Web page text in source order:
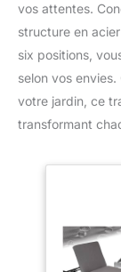
vos attentes.
structure en
six positions,
selon vos
votre jardin, ce
transformant